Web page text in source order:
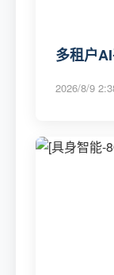
多租户
2026/8/9